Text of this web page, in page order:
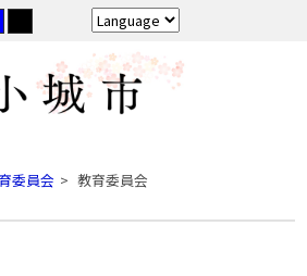
委員会 教育委員会